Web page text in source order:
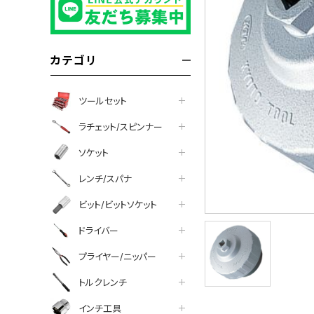
カテゴリ
ツールセット
ラチェット/スピンナー
ソケット
レンチ/スパナ
ビット/ビットソケット
ドライバー
プライヤー/ニッパー
トルクレンチ
インチ工具